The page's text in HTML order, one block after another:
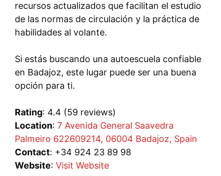
recursos actualizados que facilitan el estudio
de las normas de circulación y la práctica de
habilidades al volante.
Si estás buscando una autoescuela confiable
en Badajoz, este lugar puede ser una buena
opción para ti.
Rating: 4.4 (59 reviews)
Location: 7 Avenida General Saavedra
Palmeiro 622609214, 06004 Badajoz, Spain
Contact: +34 924 23 89 98
Website: Visit Website